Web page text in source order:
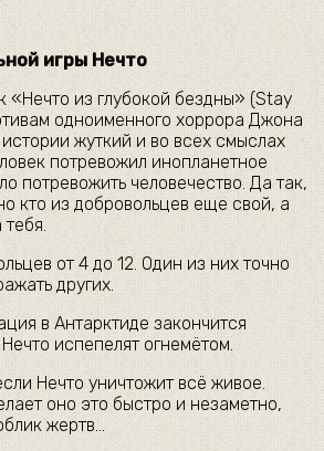
игры Нечто
«Нечто из глубокой бездны» (Stay
одноименного хоррора Джона
жуткий и во всех смыслах
потревожил инопланетное
потревожить человечество. Да так,
кто из добровольцев еще свой, а
от 4 до 12. Один из них точно
других.
в Антарктиде закончится
испепелят огнемётом.
Нечто уничтожит всё живое.
оно это быстро и незаметно,
жертв…